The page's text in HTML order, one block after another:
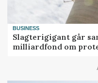
BUSINESS
Slagterigigant går
milliardfond om